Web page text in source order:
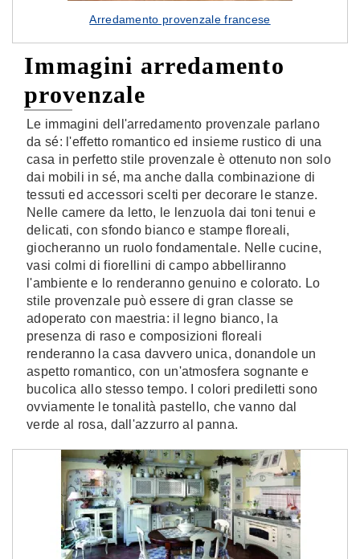
Arredamento provenzale francese
Immagini arredamento
provenzale
Le immagini dell'arredamento provenzale parlano
da sé: l'effetto romantico ed insieme rustico di una
casa in perfetto stile provenzale è ottenuto non solo
dai mobili in sé, ma anche dalla combinazione di
tessuti ed accessori scelti per decorare le stanze.
Nelle camere da letto, le lenzuola dai toni tenui e
delicati, con sfondo bianco e stampe floreali,
giocheranno un ruolo fondamentale. Nelle cucine,
vasi colmi di fiorellini di campo abbelliranno
l'ambiente e lo renderanno genuino e colorato. Lo
stile provenzale può essere di gran classe se
adoperato con maestria: il legno bianco, la
presenza di raso e composizioni floreali
renderanno la casa davvero unica, donandole un
aspetto romantico, con un'atmosfera sognante e
bucolica allo stesso tempo. I colori prediletti sono
ovviamente le tonalità pastello, che vanno dal
verde al rosa, dall'azzurro al panna.